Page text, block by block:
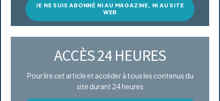
JE NE SUIS ABONNÉ NI AU MAGAZINE, NI AU SITE
WEB
ACCÈS 24 HEURES
Pour lire cet article et accéder à tous les contenus du
site durant 24 heures